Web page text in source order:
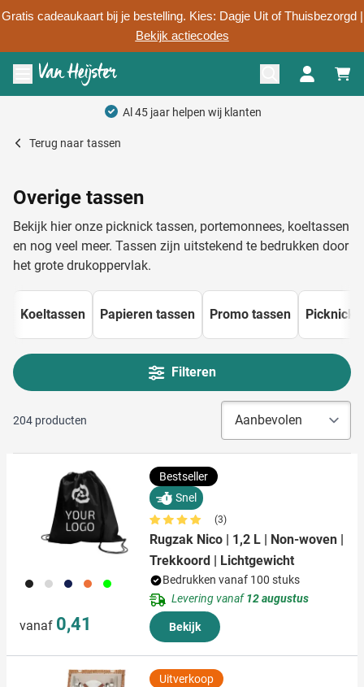
Gratis cadeaukaart bij je bestelling. Kies: Dagje Uit of Thuisbezorgd |
Bekijk actiecodes
Ga naar de inhoud
Menu openen
Persoonlijk advies
Terug naar tassen
Overige tassen
Bekijk hier onze picknick tassen, portemonnees, koeltassen
en nog veel meer. Tassen zijn uitstekend te bedrukken door
het grote drukoppervlak.
Koeltassen Papieren tassen Promo tassen Picknick
Filteren
204 producten
001 002 005 007 019
vanaf 0,41
Bestseller
Snel
(3)
Rugzak Nico | 1,2 L | Non-woven |
Trekkoord | Lichtgewicht
Bedrukken vanaf 100 stuks
Levering vanaf12 augustus
Bekijk
Uitverkoop